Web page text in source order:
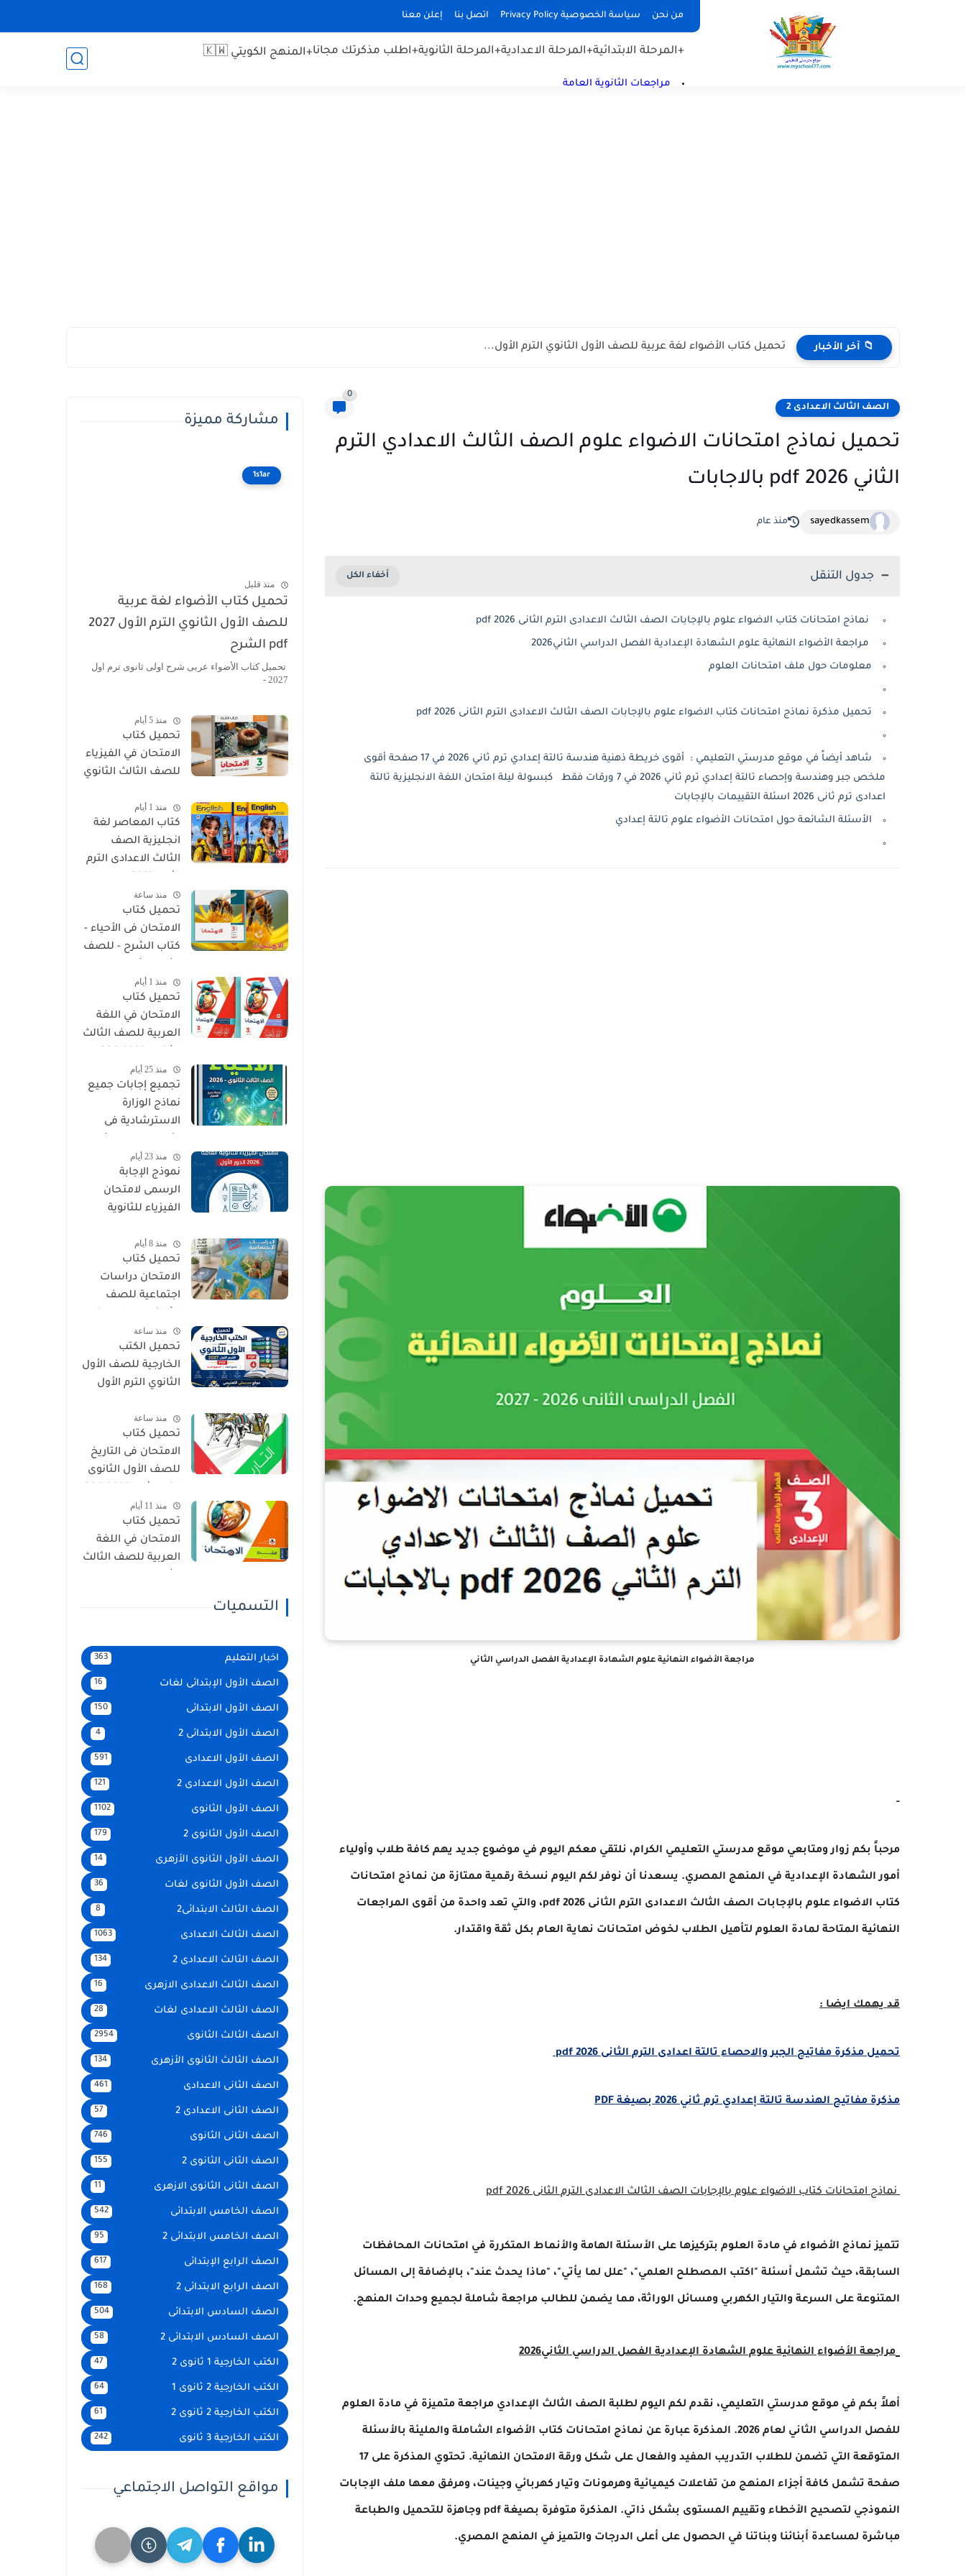
من نحن سياسة الخصوصية Privacy Policy اتصل بنا إعلن معنا
+المرحلة الابتدائية+المرحلة الاعدادية+المرحلة الثانوية+اطلب مذكرتك مجانا+المنهج الكويتي 🇰🇼
مراجعات الثانوية العامة
📁 آخر الأخبار تحميل كتاب الأضواء لغة عربية للصف الأول الثانوي الترم الأول...
الصف الثالث الاعدادى 2
0
تحميل نماذج امتحانات الاضواء علوم الصف الثالث الاعدادي الترم
الثاني 2026 pdf بالاجابات
sayedkassem منذ عام
جدول التنقل
نماذج امتحانات كتاب الاضواء علوم بالإجابات الصف الثالث الاعدادى الترم الثانى 2026 pdf
مراجعة الأضواء النهائية علوم الشهادة الإعدادية الفصل الدراسي الثاني2026
معلومات حول ملف امتحانات العلوم
تحميل مذكرة نماذج امتحانات كتاب الاضواء علوم بالإجابات الصف الثالث الاعدادى الترم الثانى 2026 pdf
شاهد أيضاً في موقع مدرستي التعليمي : أقوى خريطة ذهنية هندسة تالتة إعدادي ترم ثاني 2026 في 17 صفحة أقوى
ملخص جبر وهندسة وإحصاء تالتة إعدادي ترم ثاني 2026 في 7 ورقات فقط كبسولة ليلة امتحان اللغة الانجليزية تالتة
اعدادى ترم ثانى 2026 اسئلة التقييمات بالإجابات
الأسئلة الشائعة حول امتحانات الأضواء علوم تالتة إعدادي
مراجعة الأضواء النهائية علوم الشهادة الإعدادية الفصل الدراسي الثاني
-
مرحباً بكم زوار ومتابعي موقع مدرستي التعليمي الكرام، نلتقي معكم اليوم في موضوع جديد يهم كافة طلاب وأولياء
أمور الشهادة الإعدادية في المنهج المصري. يسعدنا أن نوفر لكم اليوم نسخة رقمية ممتازة من نماذج امتحانات
كتاب الاضواء علوم بالإجابات الصف الثالث الاعدادى الترم الثانى 2026 pdf، والتي تعد واحدة من أقوى المراجعات
النهائية المتاحة لمادة العلوم لتأهيل الطلاب لخوض امتحانات نهاية العام بكل ثقة واقتدار.
قد يهمك ايضا :
تحميل مذكرة مفاتيح الجبر والاحصاء تالتة اعدادى الترم الثانى 2026 pdf
مذكرة مفاتيح الهندسة تالتة إعدادي ترم ثاني 2026 بصيغة PDF
نماذج امتحانات كتاب الاضواء علوم بالإجابات الصف الثالث الاعدادى الترم الثانى 2026 pdf
تتميز نماذج الأضواء في مادة العلوم بتركيزها على الأسئلة الهامة والأنماط المتكررة في امتحانات المحافظات
السابقة، حيث تشمل أسئلة "اكتب المصطلح العلمي"، "علل لما يأتي"، "ماذا يحدث عند"، بالإضافة إلى المسائل
المتنوعة على السرعة والتيار الكهربي ومسائل الوراثة، مما يضمن للطالب مراجعة شاملة لجميع وحدات المنهج.
مراجعة الأضواء النهائية علوم الشهادة الإعدادية الفصل الدراسي الثاني2026
أهلاً بكم في موقع مدرستي التعليمي، نقدم لكم اليوم لطلبة الصف الثالث الإعدادي مراجعة متميزة في مادة العلوم
للفصل الدراسي الثاني لعام 2026. المذكرة عبارة عن نماذج امتحانات كتاب الأضواء الشاملة والمليئة بالأسئلة
المتوقعة التي تضمن للطلاب التدريب المفيد والفعال على شكل ورقة الامتحان النهائية. تحتوي المذكرة على 17
صفحة تشمل كافة أجزاء المنهج من تفاعلات كيميائية وهرمونات وتيار كهربائي وجينات، ومرفق معها ملف الإجابات
النموذجي لتصحيح الأخطاء وتقييم المستوى بشكل ذاتي. المذكرة متوفرة بصيغة pdf وجاهزة للتحميل والطباعة
مباشرة لمساعدة أبنائنا وبناتنا في الحصول على أعلى الدرجات والتميز في المنهج المصري.
مشاركة مميزة
1s1ar
منذ قليل
تحميل كتاب الأضواء لغة عربية
للصف الأول الثانوي الترم الأول 2027
pdf الشرح
تحميل كتاب الأضواء عربى شرح اولى ثانوى ترم اول
2027 -
منذ 5 أيام
تحميل كتاب
الامتحان في الفيزياء
للصف الثالث الثانوي
الشرح
منذ 1 أيام
كتاب المعاصر لغة
انجليزية الصف
الثالث الاعدادى الترم
منذ ساعة
تحميل كتاب
الامتحان فى الأحياء -
كتاب الشرح - للصف
PDFمنذ 1 أيام
تحميل كتاب
الامتحان في اللغة
العربية للصف الثالث
كتاب الأسئلة
والتدريبات كامل
منذ 25 أيام
تجميع إجابات جميع
نماذج الوزارة
الاسترشادية فى
الثانوي 2026
منذ 23 أيام
نموذج الإجابة
الرسمى لامتحان
الفيزياء للثانوية
الأول
منذ 8 أيام
تحميل كتاب
الامتحان دراسات
اجتماعية للصف
الأول 2027 PDFمنذ ساعة
تحميل الكتب
الخارجية للصف الأول
الثانوي الترم الأول
المواد المنهج
الجديد)
منذ ساعة
تحميل كتاب
الامتحان فى التاريخ
للصف الأول الثانوى
النسخة الجديدة
منذ 11 أيام
تحميل كتاب
الامتحان في اللغة
العربية للصف الثالث
التسميات
اخبار التعليم 363
الصف الأول الإبتدائى لغات 16
الصف الأول الابتدائى 150
الصف الأول الابتدائى 2 4
الصف الأول الاعدادى 591
الصف الأول الاعدادى 2 121
الصف الأول الثانوى 1102
الصف الأول الثانوى 2 179
الصف الأول الثانوى الأزهرى 14
الصف الأول الثانوى لغات 36
الصف الثالث الابتدائى2 8
الصف الثالث الاعدادى 1063
الصف الثالث الاعدادى 2 134
الصف الثالث الاعدادى الازهرى 16
الصف الثالث الاعدادى لغات 28
الصف الثالث الثانوى 2954
الصف الثالث الثانوى الأزهرى 134
الصف الثانى الاعدادى 461
الصف الثانى الاعدادى 2 57
الصف الثانى الثانوى 746
الصف الثانى الثانوى 2 155
الصف الثانى الثانوى الازهرى 11
الصف الخامس الابتدائى 542
الصف الخامس الابتدائى 2 95
الصف الرابع الإبتدائى 617
الصف الرابع الابتدائى 2 168
الصف السادس الابتدائى 504
الصف السادس الابتدائى 2 58
الكتب الخارجية 1 ثانوى 2 47
الكتب الخارجية 2 ثانوى 1 64
الكتب الخارجية 2 ثانوى 2 61
الكتب الخارجية 3 ثانوى 242
مواقع التواصل الاجتماعي